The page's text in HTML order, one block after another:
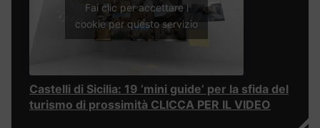
Fai clic per accettare i
cookie per questo servizio
Castelli di Sicilia: 19 ‘mini guide’ per la sfida del
turismo di prossimità CLICCA PER IL VIDEO